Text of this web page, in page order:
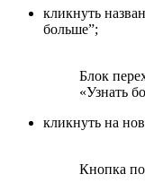
кликнуть
больше”;
Блок
«Узнать
кликнуть на
Кнопка